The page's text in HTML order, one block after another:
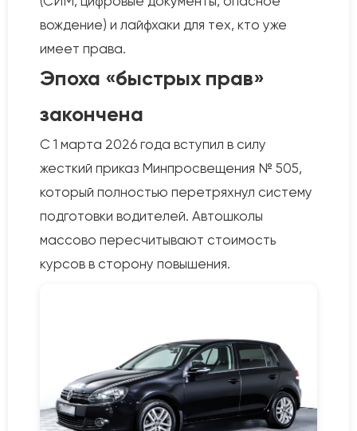
вождение) и лайфхаки для тех, кто уже
имеет права.
Эпоха «быстрых прав»
закончена
С 1 марта 2026 года вступил в силу
жесткий приказ Минпросвещения № 505,
который полностью перетряхнул систему
подготовки водителей. Автошколы
массово пересчитывают стоимость
курсов в сторону повышения.